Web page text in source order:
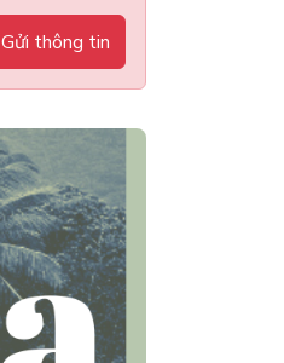
Gửi thông tin